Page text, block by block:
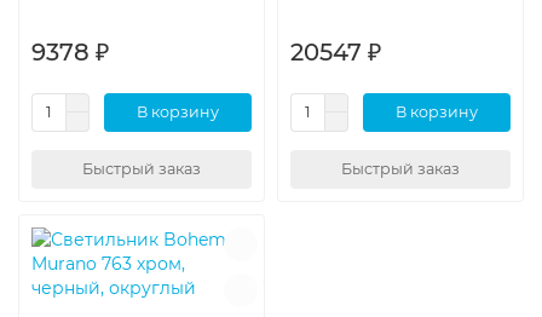
9378 ₽
В корзину
Быстрый заказ
20547 ₽
В корзину
Быстрый заказ